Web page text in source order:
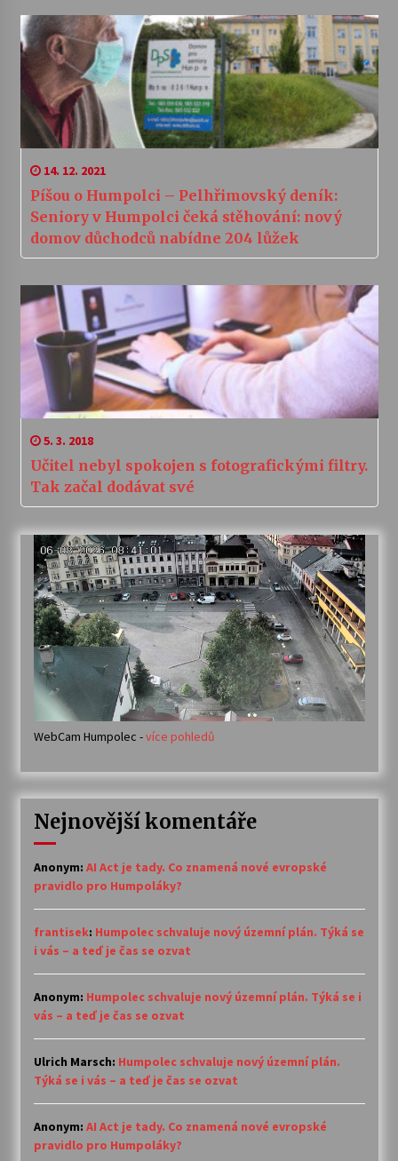
14. 12. 2021
Píšou o Humpolci – Pelhřimovský deník:
Seniory v Humpolci čeká stěhování: nový
domov důchodců nabídne 204 lůžek
5. 3. 2018
Učitel nebyl spokojen s fotografickými filtry.
Tak začal dodávat své
WebCam Humpolec -více pohledů
Nejnovější komentáře
Anonym: AI Act je tady. Co znamená nové evropské
pravidlo pro Humpoláky?
frantisek: Humpolec schvaluje nový územní plán. Týká se
i vás – a teď je čas se ozvat
Anonym: Humpolec schvaluje nový územní plán. Týká se i
vás – a teď je čas se ozvat
Ulrich Marsch: Humpolec schvaluje nový územní plán.
Týká se i vás – a teď je čas se ozvat
Anonym: AI Act je tady. Co znamená nové evropské
pravidlo pro Humpoláky?